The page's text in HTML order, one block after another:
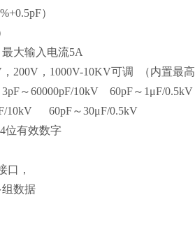
）
大输入电流5A
， 200V ， 1000V-10KV可调 （内置最高
3pF～60000pF/10kV 60pF～ 1μF/0.5kV
10kV 60pF～30μF/0.5kV
4位有效数字
口，
组数据